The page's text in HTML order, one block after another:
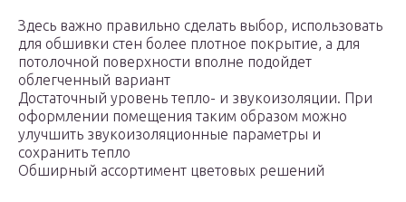
Здесь важно правильно сделать выбор, использовать
для обшивки стен более плотное покрытие, а для
потолочной поверхности вполне подойдет
облегченный вариант
Достаточный уровень тепло- и звукоизоляции. При
оформлении помещения таким образом можно
улучшить звукоизоляционные параметры и
сохранить тепло
Обширный ассортимент цветовых решений